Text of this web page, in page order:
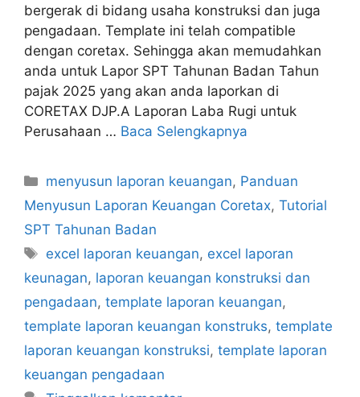
bergerak di bidang usaha konstruksi dan juga
pengadaan. Template ini telah compatible
dengan coretax. Sehingga akan memudahkan
anda untuk Lapor SPT Tahunan Badan Tahun
pajak 2025 yang akan anda laporkan di
CORETAX DJP.A Laporan Laba Rugi untuk
Perusahaan … Baca Selengkapnya
Kategori
menyusun laporan keuangan, Panduan
Menyusun Laporan Keuangan Coretax, Tutorial
SPT Tahunan Badan
Tag
excel laporan keuangan, excel laporan
keunagan, laporan keuangan konstruksi dan
pengadaan, template laporan keuangan,
template laporan keuangan konstruks, template
laporan keuangan konstruksi, template laporan
keuangan pengadaan